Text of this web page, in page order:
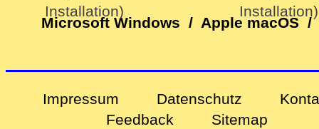
Installation)
Installation)
Microsoft Windows /Apple macOS /
Impressum Datenschutz
Feedback
Sitemap